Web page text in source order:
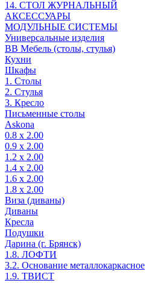
14. СТОЛ ЖУРНАЛЬНЫЙ
АКСЕССУАРЫ
МОДУЛЬНЫЕ СИСТЕМЫ
Универсальные изделия
ВВ Мебель (столы, стулья)
Кухни
Шкафы
1. Столы
2. Стулья
3. Кресло
Письменные столы
Askona
0.8 х 2.00
0.9 х 2.00
1.2 х 2.00
1.4 х 2.00
1.6 х 2.00
1.8 х 2.00
Виза (диваны)
Диваны
Кресла
Подушки
Дарина (г. Брянск)
1.8. ЛОФТИ
3.2. Основание металлокаркасное
1.9. ТВИСТ